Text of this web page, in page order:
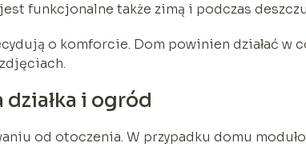
funkcjonalne także zimą i podczas deszczu
o komforcie. Dom powinien działać w
działka i ogród
od otoczenia. W przypadku domu